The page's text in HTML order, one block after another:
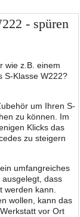
- spüren
wie z.B. einem
S-Klasse W222?
um Ihren S-
zu können. Im
Klicks das
zu steigern
umfangreiches
dass
werden kann.
wollen, kann das
vor Ort